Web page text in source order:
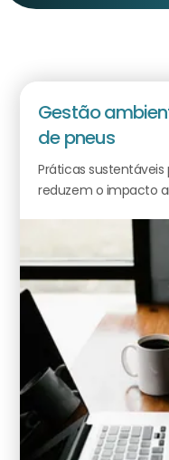
Gestão
de pneus
Práticas
reduzem o impacto